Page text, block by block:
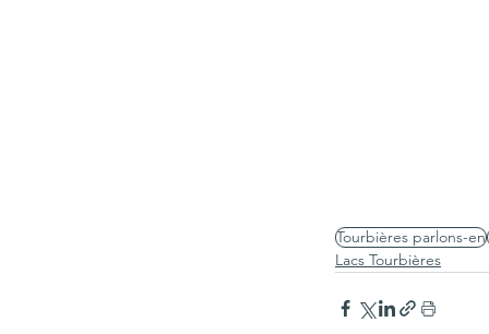
Tourbières parlons-en
Lacs Tourbières